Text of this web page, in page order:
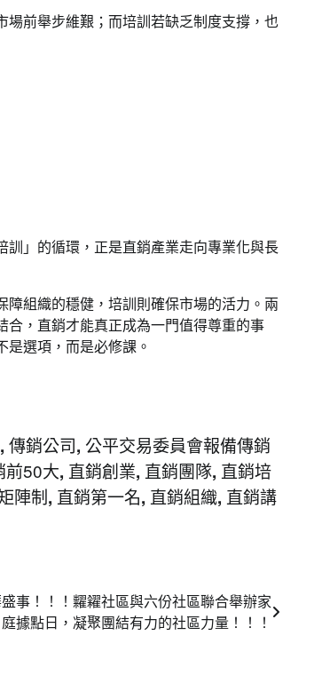
前舉步維艱；而培訓若缺乏制度支撐，也
」的循環，正是直銷產業走向專業化與長
組織的穩健，培訓則確保市場的活力。兩
，直銷才能真正成為一門值得尊重的事
選項，而是必修課。
, 傳銷公司, 公平交易委員會報備傳銷
前50大, 直銷創業, 直銷團隊, 直銷培
陣制, 直銷第一名, 直銷組織, 直銷講
事！！！糶糴社區與六份社區聯合舉辦家
庭據點日，凝聚團結有力的社區力量！！！